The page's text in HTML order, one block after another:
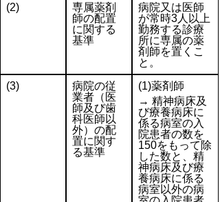
(2)
専属薬剤
師の配置
に関する
基準
病院又は医師
が常時3人以上
勤務する診療
所に専属の薬
剤師を置くこ
と。
(3)
病院の従
業者（医
師及び歯
科医師以
外）の配
置に関す
る基準
(1)薬剤師
→ 精神病床及
び療養病床に
係る病室の入
院患者の数を
150をもって除
した数と、精
神病床及び療
養病床に係る
病室以外の病